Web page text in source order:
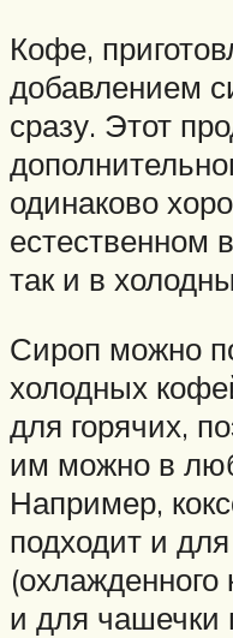
Кофе,
добавлением
сразу. Этот
одинаково
естественном
так и в
Сироп можно
холодных
для горячих,
им можно в
Например,
подходит и
(охлажденного
и для чашечки